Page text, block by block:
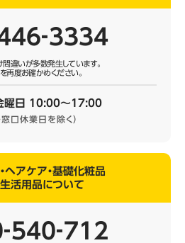
違いが多数発生しています。
再度お確かめください。
曜日 10:00～17:00
窓口休業日を除く）
ヘアケア・基礎化粧品
活用品について